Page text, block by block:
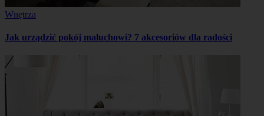
Wnętrza
Jak urządzić pokój maluchowi? 7 akcesoriów dla radości